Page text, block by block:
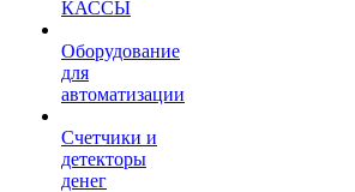
КАССЫ
Оборудование
для
автоматизации
Счетчики и
детекторы
денег